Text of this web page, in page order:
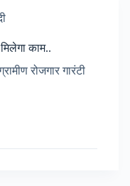
काम..
रोजगार गारंटी